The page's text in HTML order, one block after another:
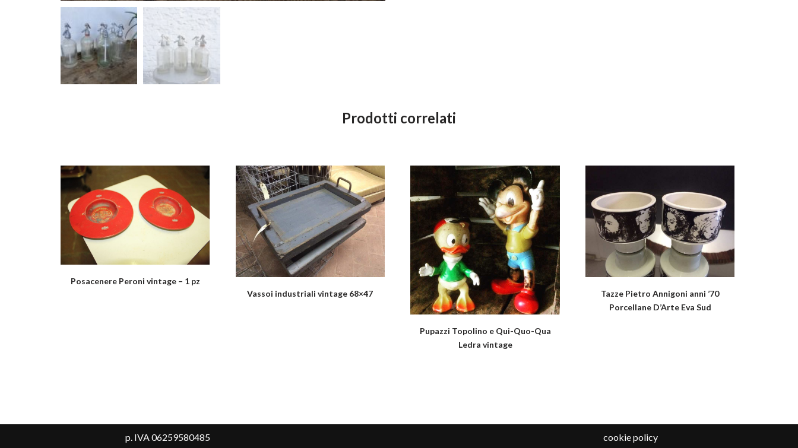
Prodotti correlati
Posacenere Peroni vintage – 1 pz
Vassoi industriali vintage 68×47
Pupazzi Topolino e Qui-Quo-Qua
Ledra vintage
Tazze Pietro Annigoni anni ’70
Porcellane D’Arte Eva Sud
p. IVA 06259580485 cookie policy